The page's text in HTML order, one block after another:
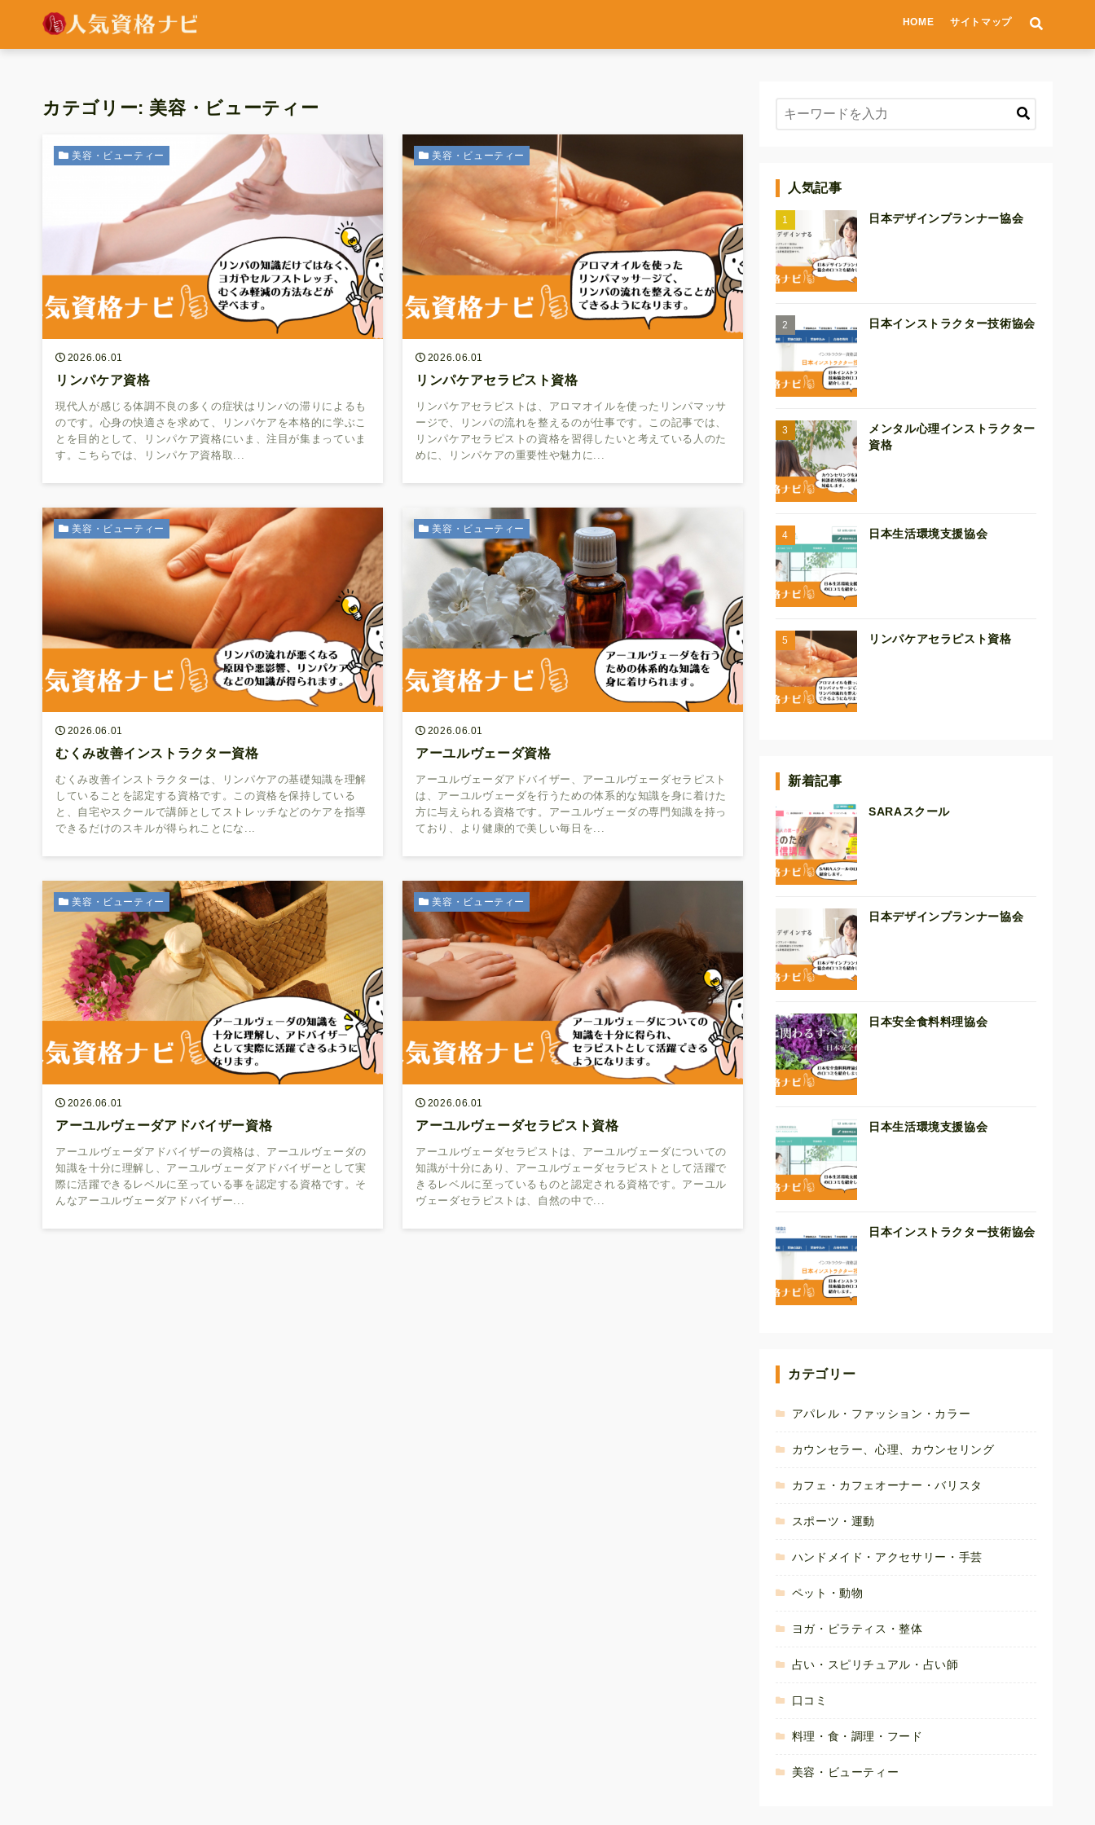
HOME サイトマップ
カテゴリー: 美容・ビューティー
2026.06.01
リンパケア資格
現代人が感じる体調不良の多くの症状はリンパの滞りによるも
のです。心身の快適さを求めて、リンパケアを本格的に学ぶこ
とを目的として、リンパケア資格にいま、注目が集まっていま
す。こちらでは、リンパケア資格取...
美容・ビューティー
2026.06.01
リンパケアセラピスト資格
リンパケアセラピストは、アロマオイルを使ったリンパマッサ
ージで、リンパの流れを整えるのが仕事です。この記事では、
リンパケアセラピストの資格を習得したいと考えている人のた
めに、リンパケアの重要性や魅力に...
美容・ビューティー
2026.06.01
むくみ改善インストラクター資格
むくみ改善インストラクターは、リンパケアの基礎知識を理解
していることを認定する資格です。この資格を保持している
と、自宅やスクールで講師としてストレッチなどのケアを指導
できるだけのスキルが得られことにな...
美容・ビューティー
2026.06.01
アーユルヴェーダ資格
アーユルヴェーダアドバイザー、アーユルヴェーダセラピスト
は、アーユルヴェーダを行うための体系的な知識を身に着けた
方に与えられる資格です。アーユルヴェーダの専門知識を持っ
ており、より健康的で美しい毎日を...
美容・ビューティー
2026.06.01
アーユルヴェーダアドバイザー資格
アーユルヴェーダアドバイザーの資格は、アーユルヴェーダの
知識を十分に理解し、アーユルヴェーダアドバイザーとして実
際に活躍できるレベルに至っている事を認定する資格です。そ
んなアーユルヴェーダアドバイザー...
美容・ビューティー
2026.06.01
アーユルヴェーダセラピスト資格
アーユルヴェーダセラピストは、アーユルヴェーダについての
知識が十分にあり、アーユルヴェーダセラピストとして活躍で
きるレベルに至っているものと認定される資格です。アーユル
ヴェーダセラピストは、自然の中で...
美容・ビューティー
人気記事
日本デザインプランナー協会
日本インストラクター技術協会
メンタル心理インストラクター
資格
日本生活環境支援協会
リンパケアセラピスト資格
新着記事
SARAスクール
日本デザインプランナー協会
日本安全食料料理協会
日本生活環境支援協会
日本インストラクター技術協会
カテゴリー
アパレル・ファッション・カラー
カウンセラー、心理、カウンセリング
カフェ・カフェオーナー・バリスタ
スポーツ・運動
ハンドメイド・アクセサリー・手芸
ペット・動物
ヨガ・ピラティス・整体
占い・スピリチュアル・占い師
口コミ
料理・食・調理・フード
美容・ビューティー